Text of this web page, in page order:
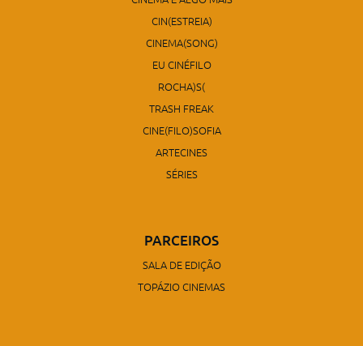
CIN(ESTREIA)
CINEMA(SONG)
EU CINÉFILO
ROCHA)S(
TRASH FREAK
CINE(FILO)SOFIA
ARTECINES
SÉRIES
PARCEIROS
SALA DE EDIÇÃO
TOPÁZIO CINEMAS